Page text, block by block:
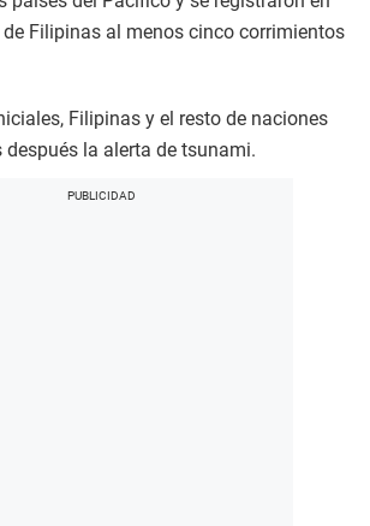
Filipinas al menos cinco corrimientos
Filipinas y el resto de naciones
la alerta de tsunami.